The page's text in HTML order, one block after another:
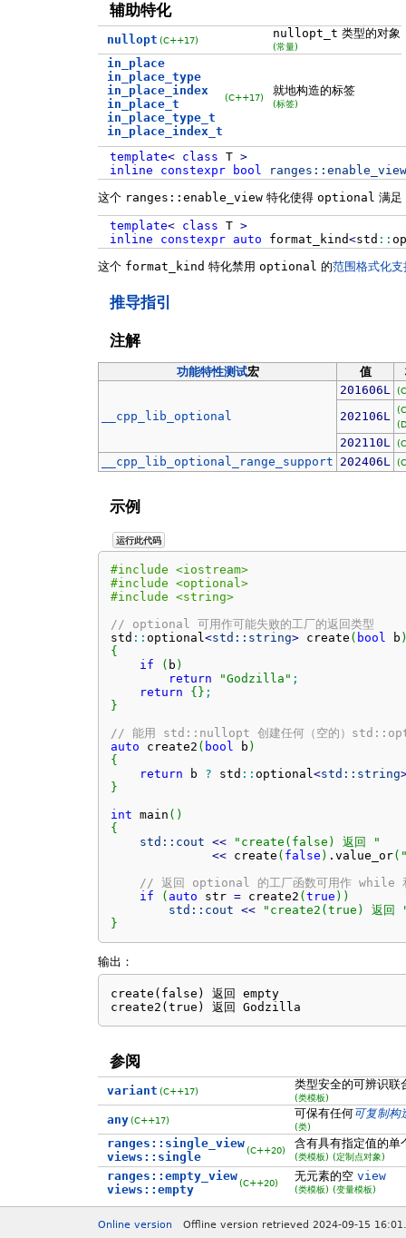
辅助特化
nullopt (C++17) nullopt_t 类型的对象
(常量)
in_place
in_place_type
in_place_index
in_place_t
in_place_type_t
in_place_index_t
(C++17)
就地构造的标签
(标签)
template< class T >
inline
constexpr bool ranges:: enable_view
这个 ranges::enable_view 特化使得 optional 满足
template< class T >
inline
constexpr auto format_kind<std ::
这个 format_kind 特化禁用 optional 的范围格式化支
推导指引
注解
功能特性测试宏 值
__cpp_lib_optional
201606L
202106L
202110L
__cpp_lib_optional_range_support 202406L
示例
运行此代码
#include <iostream>
#include <optional>
#include <string>
// optional 可用作可能失败的工厂的返回类型
std :: optional<std:: string> create ( bool b
{
if
( b )
return
"Godzilla" ;
return
{ } ;
}
// 能用 std::nullopt 创建任何（空的）
auto create2 ( bool b )
{
return b ? std :: optional<std:: string
}
int main ( )
{
std:: cout <<
"create(false) 返回 "
<< create ( false ) . value_or(
// 返回 optional 的工厂函数可用作 while
if
( auto str = create2 ( true ) )
std:: cout <<
"create2(true) 返回
}
输出：
create(false) 返回 empty
create2(true) 返回 Godzilla
参阅
variant (C++17) 类型安全的可辨识联
(类模板)
any (C++17) 可保有任何可复制构
(类)
ranges::single_view
views::single
(C++20)
含有具有指定值的单
(类模板) (定制点对象)
ranges::empty_view
views::empty
(C++20)
无元素的空 view
(类模板) (变量模板)
Online version Offline version retrieved 2024-09-15 16:01.